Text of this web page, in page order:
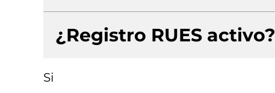
¿Registro RUES activo?
Si